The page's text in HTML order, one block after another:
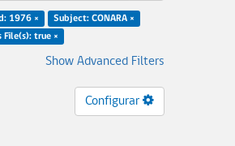
1976 ×
Subject: CONARA ×
File(s): true ×
Show Advanced Filters
Configurar